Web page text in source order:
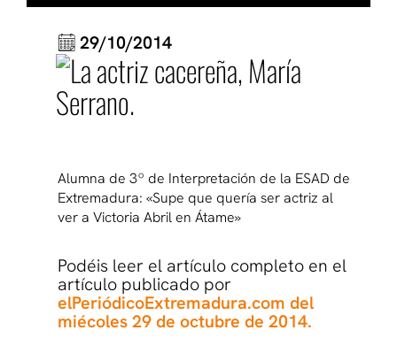
29/10/2014
Alumna de 3º de Interpretación de la ESAD de
Extremadura: «Supe que quería ser actriz al
ver a Victoria Abril en Átame»
Podéis leer el artículo completo en el
artículo publicado por
elPeriódicoExtremadura.com del
miécoles 29 de octubre de 2014.